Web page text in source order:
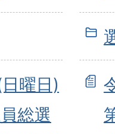
曜日)
総選